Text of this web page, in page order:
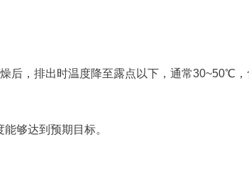
后，排出时温度降至露点以下，通常30~50℃，
够达到预期目标。